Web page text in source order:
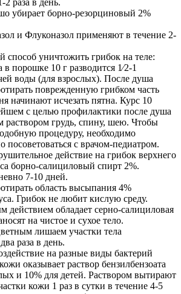
2 раза в день.
убирает борно-резорциновый 2%
и Флуконазол применяют в течение 2-
способ уничтожить грибок на теле:
в порошке 10 г разводится 1⁄2-1
воды (для взрослых). После душа
поврежденную грибком часть
начинают исчезать пятна. Курс 10
с целью профилактики после душа
раствором грудь, спину, шею. Чтобы
процедуру, необходимо
посоветоваться с врачом-педиатром.
действие на грибок верхнего
борно-салициловый спирт 2%.
7-10 дней.
область высыпания 4%
Грибок не любит кислую среду.
действием обладает серно-салициловая
на чистое и сухое тело.
лишаем участки тела
раза в день.
на разные виды бактерий
оказывает раствор бензилбензоата
и 10% для детей. Раствором вытирают
кожи 1 раз в сутки в течение 4-5